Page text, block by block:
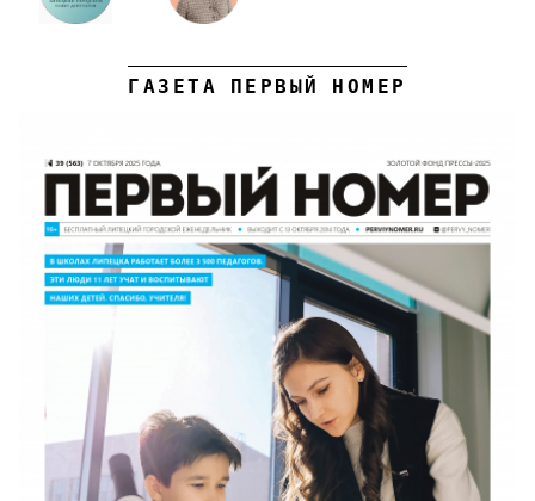
ГАЗЕТА ПЕРВЫЙ НОМЕР